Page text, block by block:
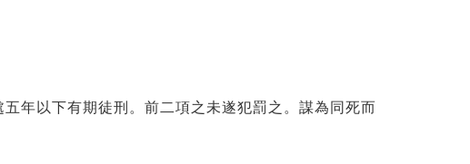
年以下有期徒刑。前二項之未遂犯罰之。謀為同死而